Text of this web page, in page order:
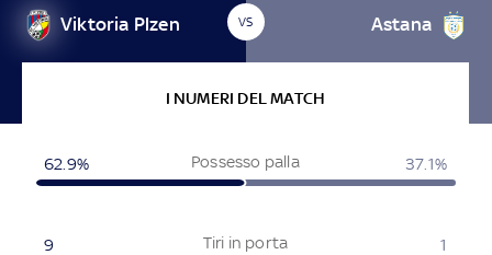
Viktoria Plzen VS Astana
I NUMERI DEL MATCH
Possesso palla
62.9% 37.1%
Tiri in porta
9 1